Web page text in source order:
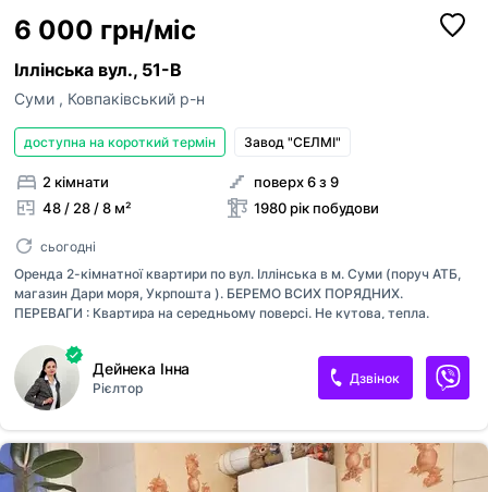
6 000 грн/міс
Іллінська вул., 51-В
Суми , Ковпаківський р-н
доступна на короткий термін Завод "СЕЛМІ"
2 кімнати
48 / 28 / 8 м²
поверх 6 з 9
1980 рік побудови
сьогодні
Оренда 2-кімнатної квартири по вул. Іллінська в м. Суми (поруч АТБ,
магазин Дари моря, Укрпошта ). БЕРЕМО ВСИХ ПОРЯДНИХ.
ПЕРЕВАГИ : Квартира на середньому поверсі. Не кутова, тепла.
застеклений. Кухня 8 м2. Замінені вхідні двері. Пластикові труби на
водопостачання і водовідведення . Доглянутий під'їзд, євродвір,
місце для паркування автомобіля. Поруч усе необхідне для
комфортного життя: магазини, аптеки, зупинка громадського
транспорту, дитсадок, школа, заклади відпочинку. Телефонуйте!
Дейнека Інна
Рієлтор
Дзвінок